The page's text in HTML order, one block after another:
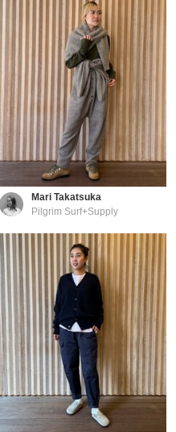
Mari Takatsuka
Pilgrim Surf+Supply